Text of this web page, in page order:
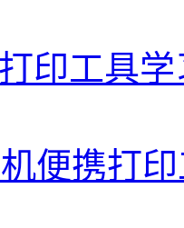
印工具
便携打